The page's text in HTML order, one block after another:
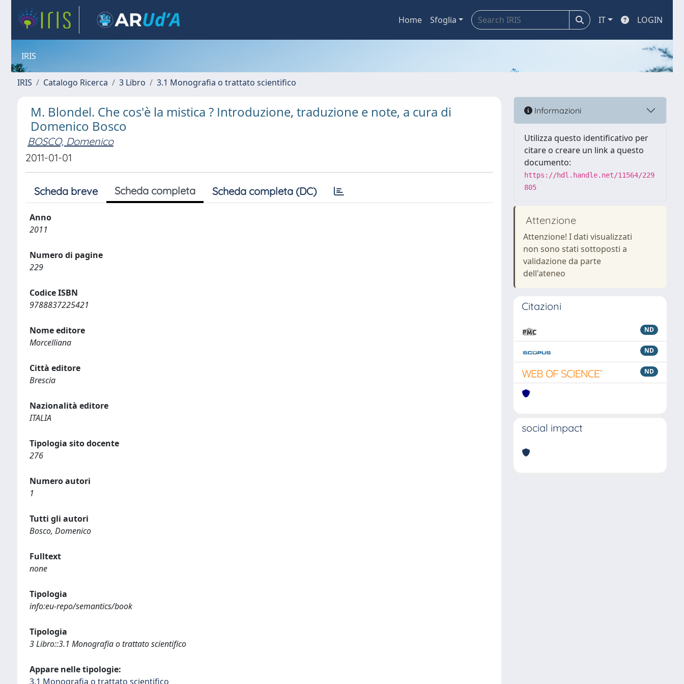
Home Sfoglia IT LOGIN
IRIS
IRIS Catalogo Ricerca 3 Libro 3.1 Monografia o trattato scientifico
M. Blondel. Che cos'è la mistica ? Introduzione, traduzione e note, a cura di
Domenico Bosco
BOSCO, Domenico
2011-01-01
Scheda breve Scheda completa Scheda completa (DC)
Anno
2011
Numero di pagine
229
Codice ISBN
9788837225421
Nome editore
Morcelliana
Città editore
Brescia
Nazionalità editore
ITALIA
Tipologia sito docente
276
Numero autori
1
Tutti gli autori
Bosco, Domenico
Fulltext
none
Tipologia
info:eu-repo/semantics/book
Tipologia
3 Libro::3.1 Monografia o trattato scientifico
Appare nelle tipologie:
3.1 Monografia o trattato scientifico
Informazioni
Utilizza questo identificativo per
citare o creare un link a questo
documento:
https://hdl.handle.net/11564/229
805
Attenzione
Attenzione! I dati visualizzati
non sono stati sottoposti a
validazione da parte
dell'ateneo
Citazioni
ND
ND
ND
social impact